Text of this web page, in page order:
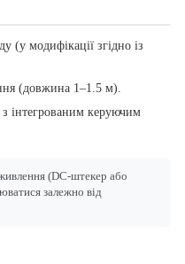
(у модифікації згідно із
(довжина 1–1.5 м).
інтегрованим керуючим
(DC-штекер або
залежно від